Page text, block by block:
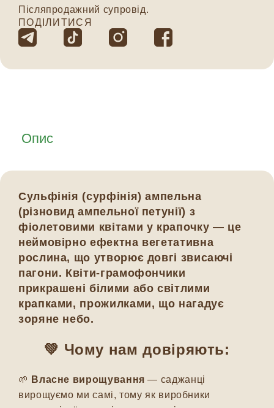
Післяпродажний супровід.
ПОДІЛИТИСЯ
Опис
Сульфінія (сурфінія) ампельна
(різновид ампельної петунії) з
фіолетовими квітами у крапочку — це
неймовірно ефектна вегетативна
рослина, що утворює довгі звисаючі
пагони. Квіти-грамофончики
прикрашені білими або світлими
крапками, прожилками, що нагадує
зоряне небо.
💚 Чому нам довіряють:
🌱 Власне вирощування — саджанці
вирощуємо ми самі, тому як виробники